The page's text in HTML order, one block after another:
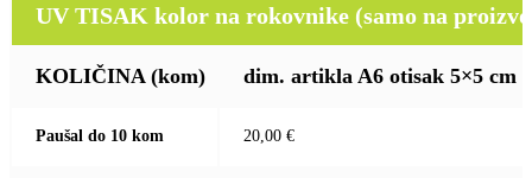
UV TISAK kolor na rokovnike (samo na
KOLIČINA (kom) dim. artikla A6 otisak 5×5 cm
Paušal do 10 kom 20,00 €